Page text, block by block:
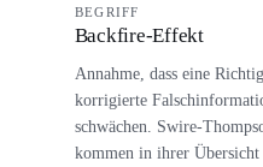
BEGRIFF
Backfire-Effekt
Annahme, dass eine
korrigierte
schwächen. Swire-
kommen in ihrer Übersicht